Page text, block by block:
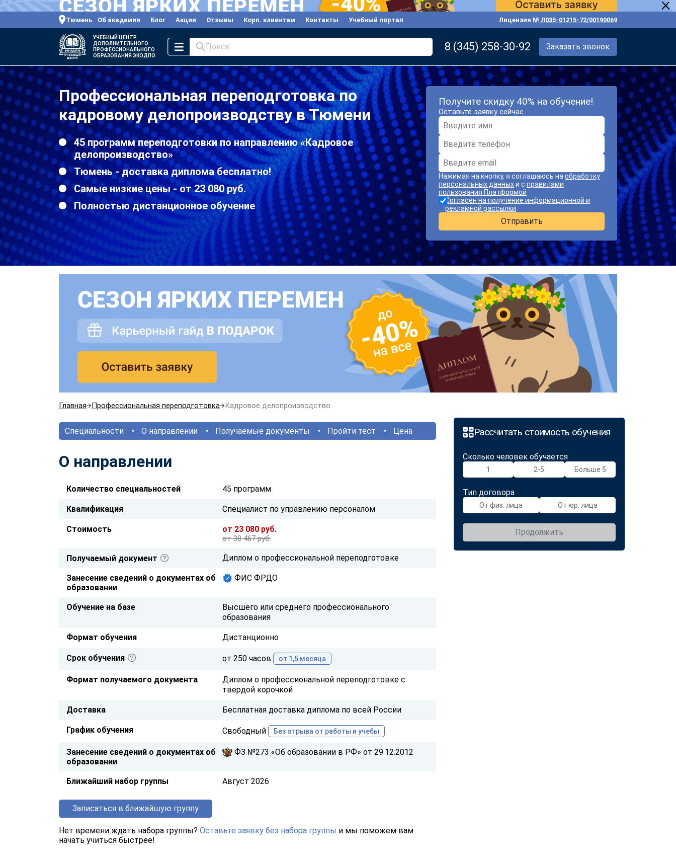
Тюмень Об академии Блог Акции Отзывы Корп. клиентам Контакты Учебный портал Лицензия № Л035-01215-72/00190069
УЧЕБНЫЙ ЦЕНТР
ДОПОЛНИТЕЛЬНОГО
ПРОФЕССИОНАЛЬНОГО
ОБРАЗОВАНИЯ ЭКОДПО
Поиск 8 (345) 258-30-92 Заказать звонок
Профессиональная переподготовка по
кадровому делопроизводству в Тюмени
45 программ переподготовки по направлению «Кадровое
делопроизводство»
Тюмень - доставка диплома бесплатно!
Самые низкие цены - от 23 080 руб.
Полностью дистанционное обучение
Получите скидку 40% на обучение!
Оставьте заявку сейчас
Нажимая на кнопку, я соглашаюсь на обработку
персональных данныхи с правилами
пользования Платформой
Согласен на получение информационной и
рекламной рассылки
Отправить
Главная Профессиональная переподготовка Кадровое делопроизводство
Рассчитать стоимость обучения
Сколько человек обучается
1 2-5 Больше 5
Тип договора
От физ. лица От юр. лица
Продолжить
Специальности О направлении Получаемые документы Пройти тест Цена
О направлении
Количество специальностей 45 программ
Квалификация Специалист по управлению персоналом
Стоимость от 23 080 руб.
от 38 467 руб.
Получаемый документ Диплом о профессиональной переподготовке
Занесение сведений о документах об
образовании
ФИС ФРДО
Обучение на базе
Высшего или среднего профессионального
образования
Формат обучения Дистанционно
Срок обучения от 250 часов от 1,5 месяца
Формат получаемого документа
Диплом о профессиональной переподготовке с
твердой корочкой
Доставка Бесплатная доставка диплома по всей России
График обучения Свободный Без отрыва от работы и учебы
Занесение сведений о документах об
образовании
ФЗ №273 «Об образовании в РФ» от 29.12.2012
Ближайший набор группы Август 2026
Записаться в ближайшую группу
Нет времени ждать набора группы? Оставьте заявку без набора группы и мы поможем вам
начать учиться быстрее!